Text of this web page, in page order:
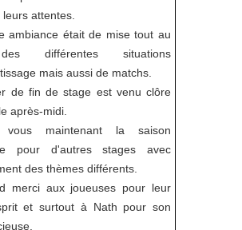
attentes.
ambiance était de mise tout au
différentes situations
mais aussi de matchs.
de fin de stage est venu clôre
après-midi.
vous maintenant la saison
pour d'autres stages avec
des thèmes différents.
merci aux joueuses pour leur
et surtout à Nath pour son